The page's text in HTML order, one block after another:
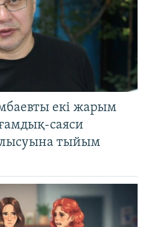
екі жарым
саяси
тыйым